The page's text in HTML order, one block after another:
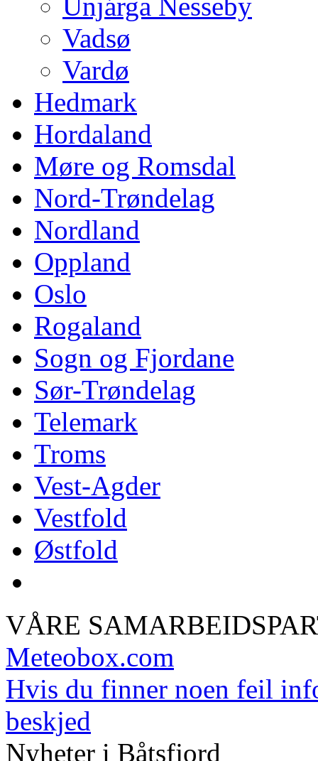
Vadsø
Vardø
Hedmark
Hordaland
Møre og Romsdal
Nord-Trøndelag
Nordland
Oppland
Oslo
Rogaland
Sogn og Fjordane
Sør-Trøndelag
Telemark
Troms
Vest-Agder
Vestfold
Østfold
VÅRE
Meteobox.com
Hvis du finner noen feil
beskjed
Nyheter i Båtsfjord